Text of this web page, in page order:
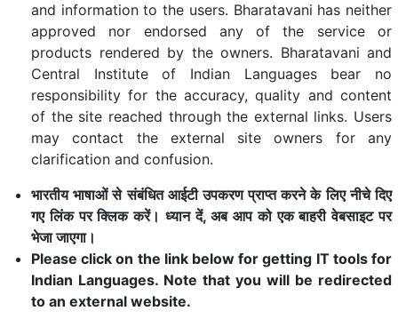
and information to the users. Bharatavani has neither
approved nor endorsed any of the service or
products rendered by the owners. Bharatavani and
Central Institute of Indian Languages bear no
responsibility for the accuracy, quality and content
of the site reached through the external links. Users
may contact the external site owners for any
clarification and confusion.
भारतीय भाषाओं से संबंधित आईटी उपकरण प्राप्त करने के लिए नीचे दिए
गए लिंक पर क्लिक करें। ध्यान दें, अब आप को एक बाहरी वेबसाइट पर
भेजा जाएगा।
Please click on the link below for getting IT tools for
Indian Languages. Note that you will be redirected
to an external website.